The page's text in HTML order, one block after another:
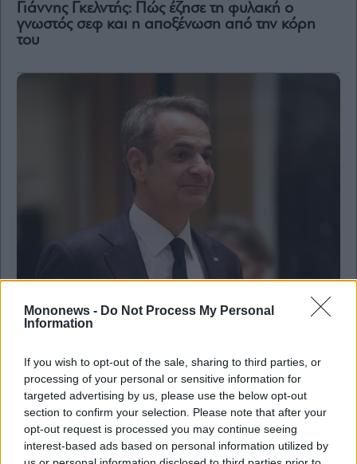
Mononews - Do Not Process My Personal
Information
If you wish to opt-out of the sale, sharing to third parties, or
processing of your personal or sensitive information for
targeted advertising by us, please use the below opt-out
section to confirm your selection. Please note that after your
opt-out request is processed you may continue seeing
interest-based ads based on personal information utilized by
Γιάννης Γκελντής: Πώς έζησε τη φυλακή ο
γνωστός σεφ και η αποξένωση από την κόρη
του
Συνταγματικό «μπλόκο» σε εκτροχιασμό της
οικονομίας φέρνει η ΝΔ – «Πατά» στον
γερμανικό κανόνα «Schuldenbremse»